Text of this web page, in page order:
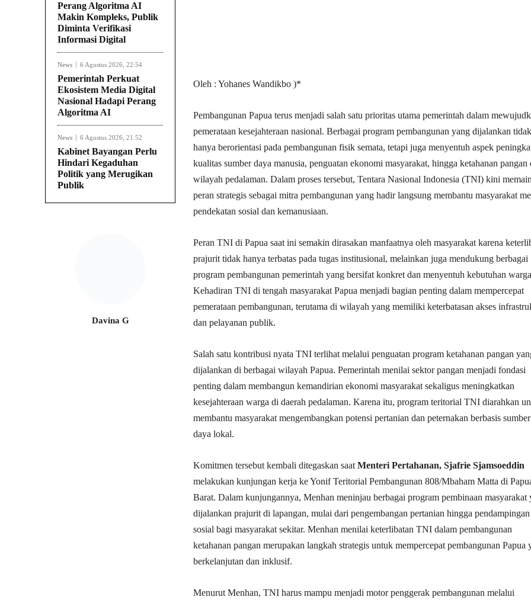
Perang Algoritma AI
Makin Kompleks, Publik
Diminta Verifikasi
Informasi Digital
News 6 Agustus 2026, 22:54
Pemerintah Perkuat
Ekosistem Media Digital
Nasional Hadapi Perang
Algoritma AI
News 6 Agustus 2026, 21:52
Kabinet Bayangan Perlu
Hindari Kegaduhan
Politik yang Merugikan
Publik
Davina G
Oleh : Yohanes Wandikbo )*
Pembangunan Papua terus menjadi salah satu prioritas utama pemerintah dalam
pemerataan kesejahteraan nasional. Berbagai program pembangunan yang dijalankan tidak
hanya berorientasi pada pembangunan fisik semata, tetapi juga menyentuh aspek
kualitas sumber daya manusia, penguatan ekonomi masyarakat, hingga ketahanan pangan
wilayah pedalaman. Dalam proses tersebut, Tentara Nasional Indonesia (TNI) kini
peran strategis sebagai mitra pembangunan yang hadir langsung membantu masyarakat
pendekatan sosial dan kemanusiaan.
Peran TNI di Papua saat ini semakin dirasakan manfaatnya oleh masyarakat karena
prajurit tidak hanya terbatas pada tugas institusional, melainkan juga mendukung berbagai
program pembangunan pemerintah yang bersifat konkret dan menyentuh kebutuhan
Kehadiran TNI di tengah masyarakat Papua menjadi bagian penting dalam mempercepat
pemerataan pembangunan, terutama di wilayah yang memiliki keterbatasan akses
dan pelayanan publik.
Salah satu kontribusi nyata TNI terlihat melalui penguatan program ketahanan pangan
dijalankan di berbagai wilayah Papua. Pemerintah menilai sektor pangan menjadi fondasi
penting dalam membangun kemandirian ekonomi masyarakat sekaligus meningkatkan
kesejahteraan warga di daerah pedalaman. Karena itu, program teritorial TNI diarahkan
membantu masyarakat mengembangkan potensi pertanian dan peternakan berbasis sumber
daya lokal.
Komitmen tersebut kembali ditegaskan saat Menteri Pertahanan, Sjafrie Sjamsoeddin
melakukan kunjungan kerja ke Yonif Teritorial Pembangunan 808/Mbaham Matta di
Barat. Dalam kunjungannya, Menhan meninjau berbagai program pembinaan masyarakat
dijalankan prajurit di lapangan, mulai dari pengembangan pertanian hingga pendampingan
sosial bagi masyarakat sekitar. Menhan menilai keterlibatan TNI dalam pembangunan
ketahanan pangan merupakan langkah strategis untuk mempercepat pembangunan Papua
berkelanjutan dan inklusif.
Menurut Menhan, TNI harus mampu menjadi motor penggerak pembangunan melalui